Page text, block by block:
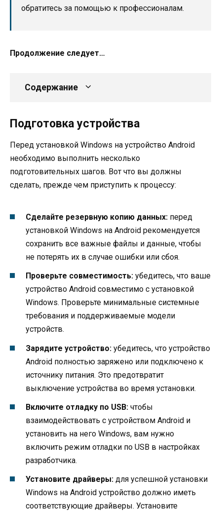
обратитесь за помощью к профессионалам.
Продолжение следует…
Содержание
Подготовка устройства
Перед установкой Windows на устройство Android
необходимо выполнить несколько
подготовительных шагов. Вот что вы должны
сделать, прежде чем приступить к процессу:
Сделайте резервную копию данных: перед
установкой Windows на Android рекомендуется
сохранить все важные файлы и данные, чтобы
не потерять их в случае ошибки или сбоя.
Проверьте совместимость: убедитесь, что ваше
устройство Android совместимо с установкой
Windows. Проверьте минимальные системные
требования и поддерживаемые модели
устройств.
Зарядите устройство: убедитесь, что устройство
Android полностью заряжено или подключено к
источнику питания. Это предотвратит
выключение устройства во время установки.
Включите отладку по USB: чтобы
взаимодействовать с устройством Android и
установить на него Windows, вам нужно
включить режим отладки по USB в настройках
разработчика.
Установите драйверы: для успешной установки
Windows на Android устройство должно иметь
соответствующие драйверы. Установите